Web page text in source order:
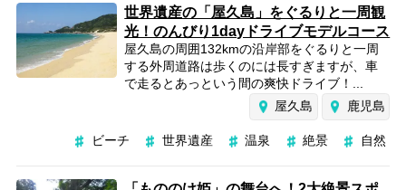
世界遺産の「屋久島」をぐるりと一周観
光！のんびり1dayドライブモデルコース
屋久島の周囲132kmの沿岸部をぐるりと一周
する外周道路は歩くのには長すぎますが、車
で走るとあっという間の爽快ドライブ！...
屋久島
鹿児島
ビーチ 世界遺産 温泉 絶景 自然